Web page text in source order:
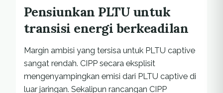
Pensiunkan PLTU untuk
transisi energi berkeadilan
Margin ambisi yang tersisa untuk PLTU captive
sangat rendah. CIPP secara eksplisit
mengenyampingkan emisi dari PLTU captive di
luar jaringan. Sekalipun rancangan CIPP